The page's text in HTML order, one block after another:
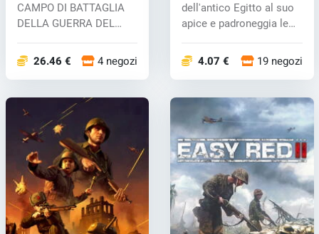
CAMPO DI BATTAGLIA
DELLA GUERRA DEL
26.46 € 4 negozi
dell'antico Egitto al suo
apice e padroneggia le
4.07 € 19 negozi